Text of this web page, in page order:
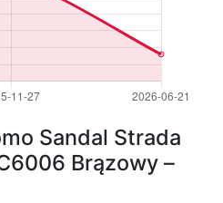
Sandal Strada
Brązowy –